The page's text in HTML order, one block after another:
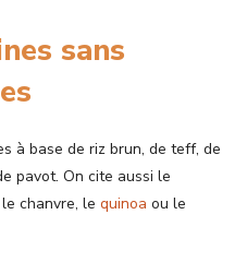
sans
à base de riz brun, de teff, de
pavot. On cite aussi le
chanvre, le quinoa ou le